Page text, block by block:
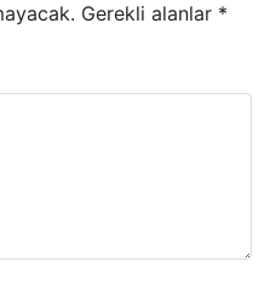
Gerekli alanlar *